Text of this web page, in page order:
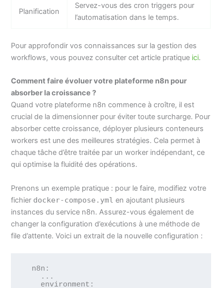
Planification
Servez-vous des cron triggers pour
l’automatisation dans le temps.
Pour approfondir vos connaissances sur la gestion des
workflows, vous pouvez consulter cet article pratique ici.
Comment faire évoluer votre plateforme n8n pour
absorber la croissance ?
Quand votre plateforme n8n commence à croître, il est
crucial de la dimensionner pour éviter toute surcharge. Pour
absorber cette croissance, déployer plusieurs conteneurs
workers est une des meilleures stratégies. Cela permet à
chaque tâche d’être traitée par un worker indépendant, ce
qui optimise la fluidité des opérations.
Prenons un exemple pratique : pour le faire, modifiez votre
fichier docker-compose.yml en ajoutant plusieurs
instances du service n8n. Assurez-vous également de
changer la configuration d’exécutions à une méthode de
file d’attente. Voici un extrait de la nouvelle configuration :